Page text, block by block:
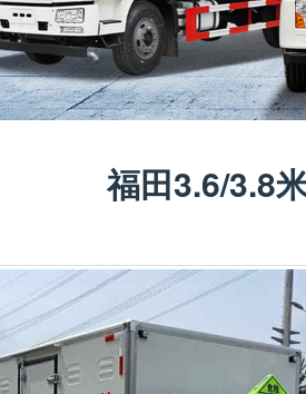
福田3.6/3.8